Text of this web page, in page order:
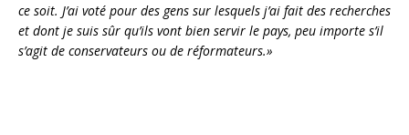
ce soit. J’ai voté pour des gens sur lesquels j’ai fait des recherches
et dont je suis sûr qu’ils vont bien servir le pays, peu importe s’il
s’agit de conservateurs ou de réformateurs.»